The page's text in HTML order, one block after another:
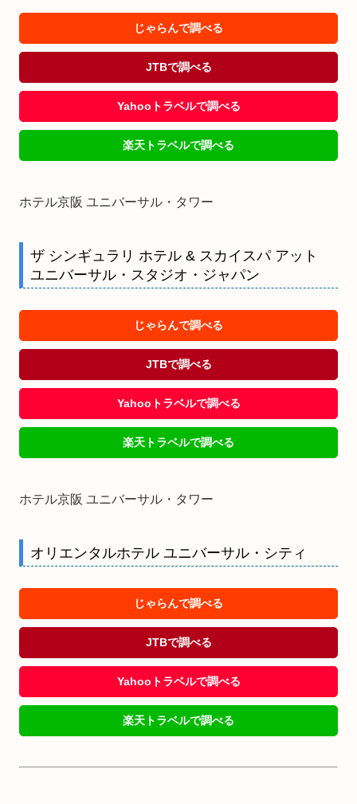
じゃらんで調べる
JTBで調べる
Yahooトラベルで調べる
楽天トラベルで調べる
ホテル京阪 ユニバーサル・タワー
ザ シンギュラリ ホテル & スカイスパ アット
ユニバーサル・スタジオ・ジャパン
じゃらんで調べる
JTBで調べる
Yahooトラベルで調べる
楽天トラベルで調べる
ホテル京阪 ユニバーサル・タワー
オリエンタルホテル ユニバーサル・シティ
じゃらんで調べる
JTBで調べる
Yahooトラベルで調べる
楽天トラベルで調べる